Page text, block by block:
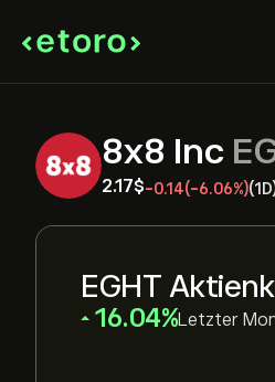
8x8 Inc
2.17‎$‎-0.14(-6.06%)
EGHT
‎16.04‎ Letzter